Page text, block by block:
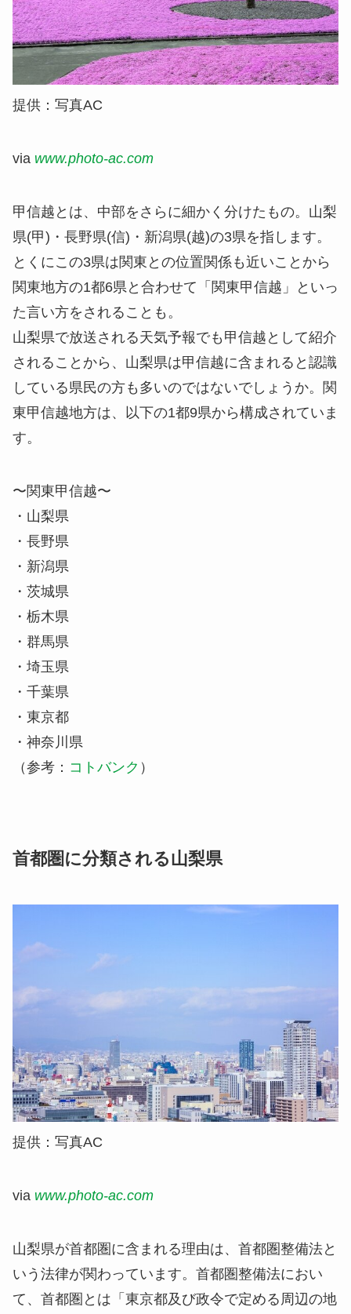
提供：写真AC
via www.photo-ac.com
甲信越とは、 中部をさらに細かく分けたもの。山梨
県(甲)・長野県(信)・新潟県(越)の3県を指します。
とくにこの3県は関東との位置関係も近いことから
関東地方の1都6県と合わせて「関東甲信越」といっ
た言い方をされることも。
山梨県で放送される天気予報でも甲信越として紹介
されることから、山梨県は甲信越に含まれると認識
している県民の方も多いのではないでしょうか。関
東甲信越地方は、以下の1都9県から構成されていま
す。
〜関東甲信越〜
・山梨県
・長野県
・新潟県
・茨城県
・栃木県
・群馬県
・埼玉県
・千葉県
・東京都
・神奈川県
（参考： コトバンク ）
首都圏に分類される山梨県
提供：写真AC
via www.photo-ac.com
山梨県が首都圏に含まれる理由は、首都圏整備法と
いう法律が関わっています。首都圏整備法におい
て、首都圏とは「 東京都及び政令で定める周辺の地